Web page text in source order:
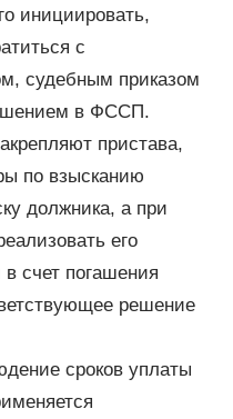
инициировать,
с
судебным приказом
в ФССП.
пристава,
по взысканию
должника, а при
его
счет погашения
решение
сроков уплаты